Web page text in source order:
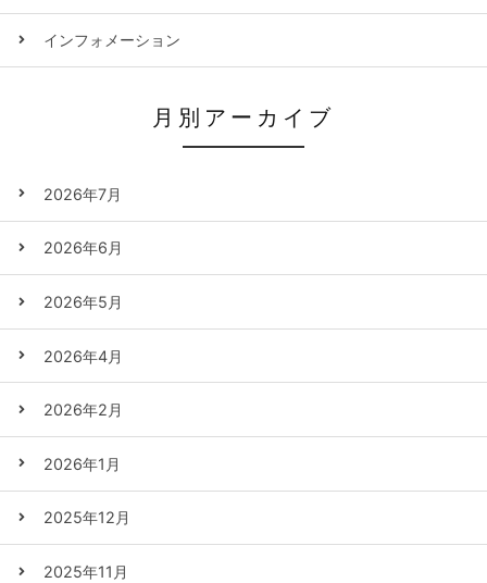
インフォメーション
月別アーカイブ
2026年7月
2026年6月
2026年5月
2026年4月
2026年2月
2026年1月
2025年12月
2025年11月